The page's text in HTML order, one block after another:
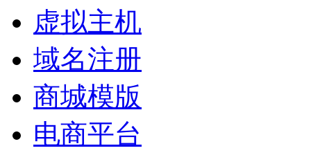
虚拟主机
域名注册
商城模版
电商平台